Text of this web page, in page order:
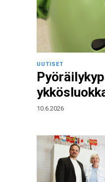
UUTISET
10.6.2026